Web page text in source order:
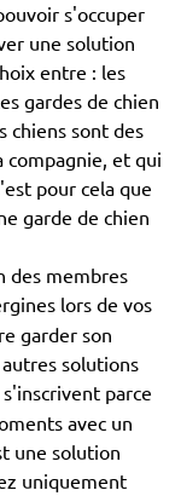
s'occuper
une solution
entre : les
gardes de chien
chiens sont des
compagnie, et qui
pour cela que
garde de chien
des membres
lors de vos
garder son
solutions
s'inscrivent parce
avec un
une solution
uniquement